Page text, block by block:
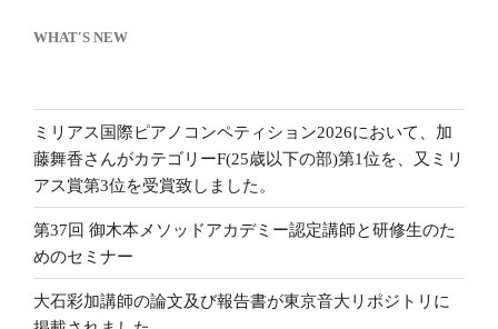
WHAT'S NEW
ミリアス国際ピアノコンペティション2026において、加
藤舞香さんがカテゴリーF(25歳以下の部)第1位を、又ミリ
アス賞第3位を受賞致しました。
第37回 御木本メソッドアカデミー認定講師と研修生のた
めのセミナー
大石彩加講師の論文及び報告書が東京音大リポジトリに